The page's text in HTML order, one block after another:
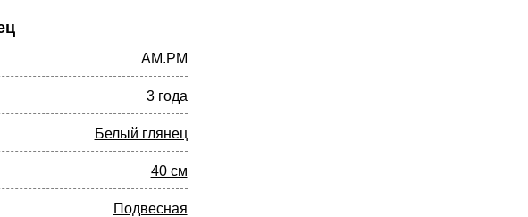
AM.PM
3 года
Белый глянец
40 см
Подвесная